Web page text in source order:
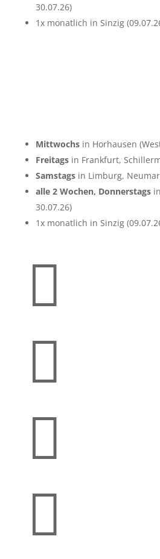
30.07.26)
1x monatlich in Sinzig
Mittwochsin Horhausen
Freitagsin Frankfurt,
Samstagsin Limburg,
alle 2 Wochen, Donnerstagsin
30.07.26)
1x monatlich in Sinzig



